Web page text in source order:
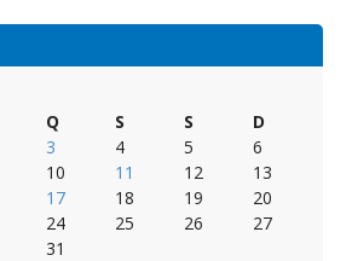
Q S S
D
3 4 5
6
10 11 12
13
17 18 19
20
24 25 26
27
31